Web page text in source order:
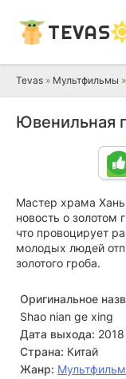
TEVAS
Tevas » Мультфильмы
Ювенильная
2
Мастер храма
новость о золотом
что провоцирует
молодых людей
золотого гроба.
Оригинальное
Shao nian ge xing
Дата выхода: 2018
Страна: Китай
Жанр: